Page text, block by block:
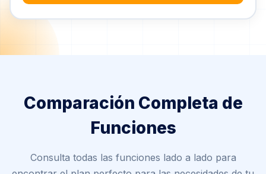
Comparación Completa de
Funciones
Consulta todas las funciones lado a lado para